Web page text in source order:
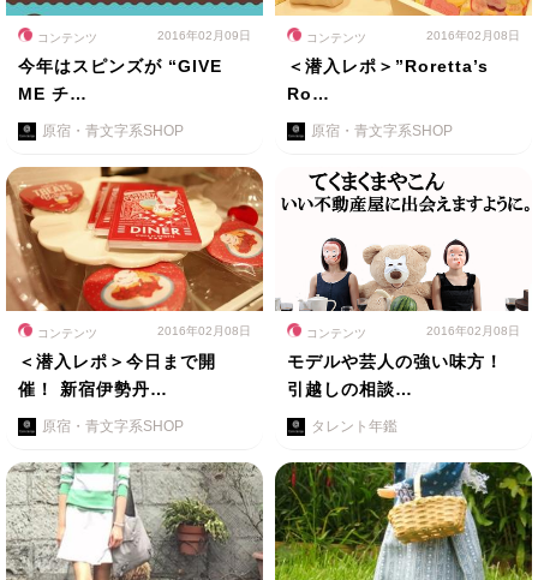
コンテンツ 2016年02月09日
今年はスピンズが “GIVE
ME チ…
原宿・青文字系SHOP
コンテンツ 2016年02月08日
＜潜入レポ＞”Roretta’s
Ro…
原宿・青文字系SHOP
コンテンツ 2016年02月08日
＜潜入レポ＞今日まで開
催！ 新宿伊勢丹…
原宿・青文字系SHOP
コンテンツ 2016年02月08日
モデルや芸人の強い味方！
引越しの相談…
タレント年鑑